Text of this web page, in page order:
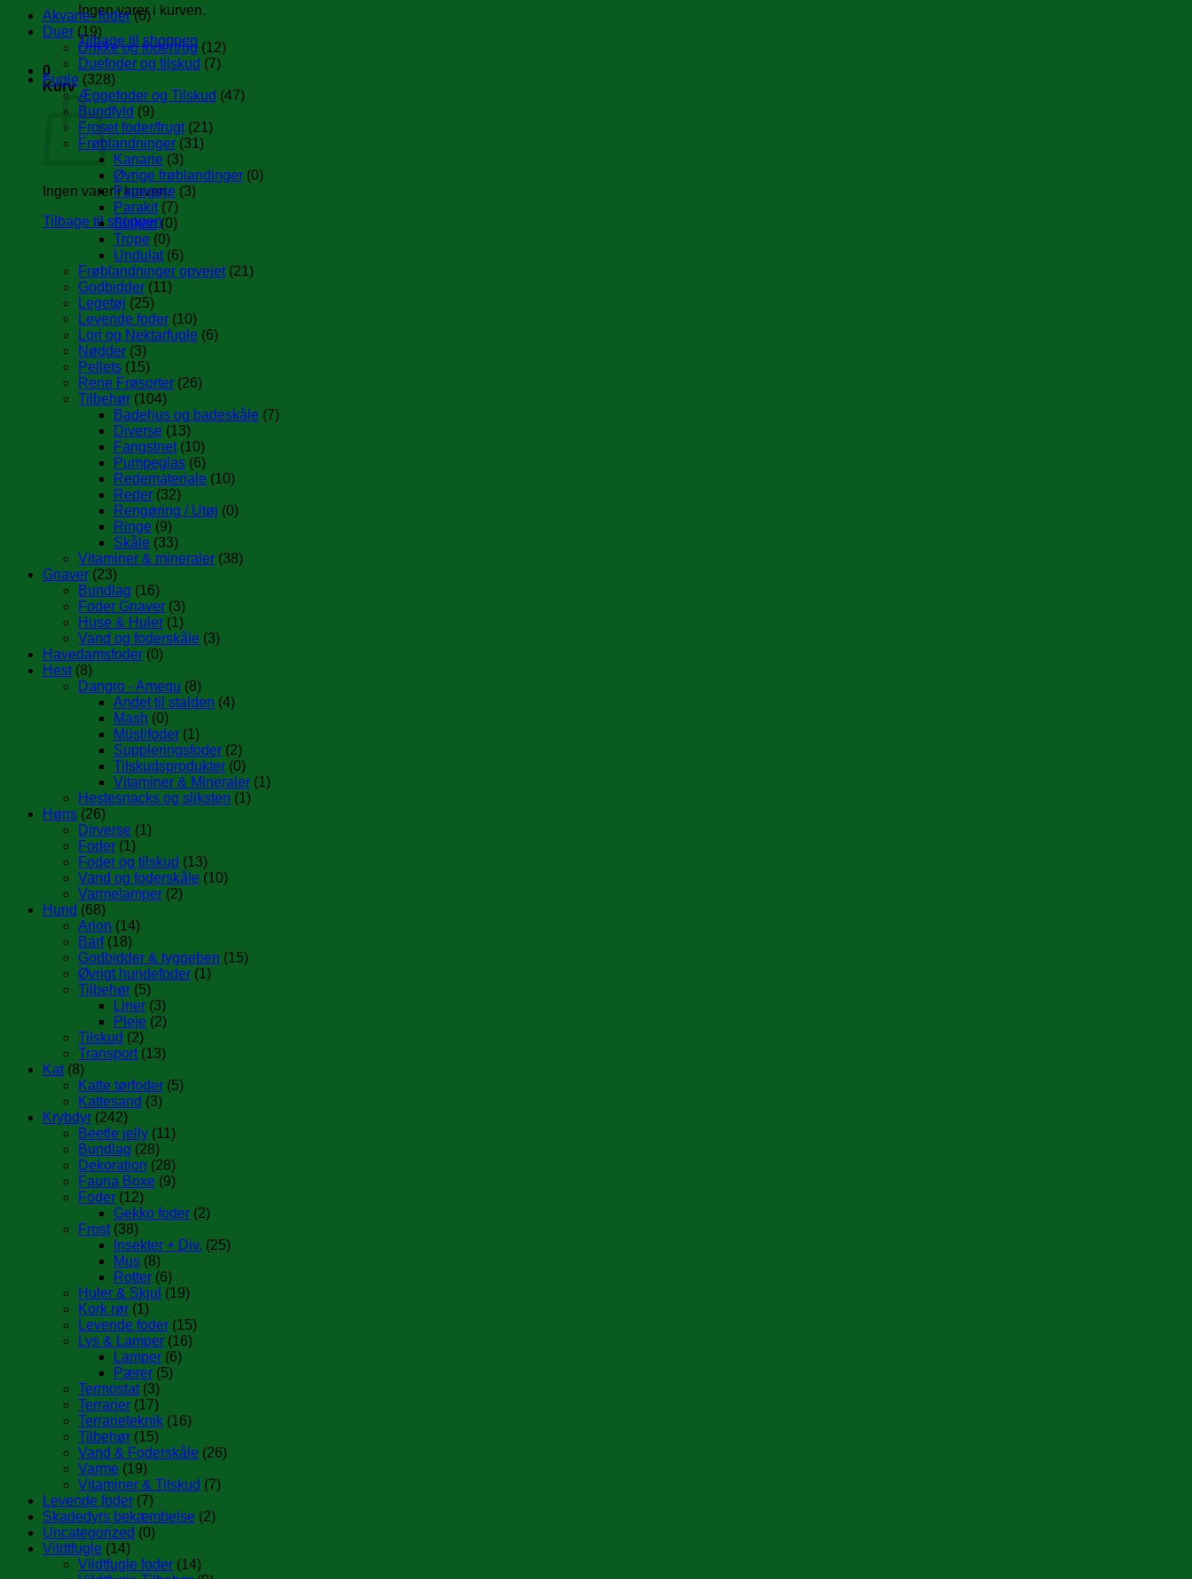
Ingen varer i kurven.
Tilbage til shoppen
0
Kurv
Ingen varer i kurven.
Tilbage til shoppen
Akvarie- foder (6)
Duer (19)
Drikke og fodertrug (12)
Duefoder og tilskud (7)
Fugle (328)
Æggefoder og Tilskud (47)
Bundfyld (9)
Froset foder/frugt (21)
Frøblandninger (31)
Kanarie (3)
Øvrige frøblandinger (0)
Papegøje (3)
Parakit (7)
Sisken (0)
Trope (0)
Undulat (6)
Frøblandninger opvejet (21)
Godbidder (11)
Legetøj (25)
Levende foder (10)
Lori og Nektarfugle (6)
Nødder (3)
Pellets (15)
Rene Frøsorter (26)
Tilbehør (104)
Badehus og badeskåle (7)
Diverse (13)
Fangstnet (10)
Pumpeglas (6)
Redemateriale (10)
Reder (32)
Rengøring / Utøj (0)
Ringe (9)
Skåle (33)
Vitaminer & mineraler (38)
Gnaver (23)
Bundlag (16)
Foder Gnaver (3)
Huse & Huler (1)
Vand og foderskåle (3)
Havedamsfoder (0)
Hest (8)
Dangro - Amequ (8)
Andet til stalden (4)
Mash (0)
Müslifoder (1)
Suppleringsfoder (2)
Tilskudsprodukter (0)
Vitaminer & Mineraler (1)
Hestesnacks og sliksten (1)
Høns (26)
Dirverse (1)
Foder (1)
Foder og tilskud (13)
Vand og foderskåle (10)
Varmelamper (2)
Hund (68)
Arion (14)
Barf (18)
Godbidder & tyggeben (15)
Øvrigt hundefoder (1)
Tilbehør (5)
Liner (3)
Pleje (2)
Tilskud (2)
Transport (13)
Kat (8)
Katte tørfoder (5)
Kattesand (3)
Krybdyr (242)
Beetle jelly (11)
Bundlag (28)
Dekoration (28)
Fauna Boxe (9)
Foder (12)
Gekko foder (2)
Frost (38)
Insekter + Div. (25)
Mus (8)
Rotter (6)
Huler & Skjul (19)
Kork rør (1)
Levende foder (15)
Lys & Lamper (16)
Lamper (6)
Pærer (5)
Termostat (3)
Terrarier (17)
Terrarieteknik (16)
Tilbehør (15)
Vand & Foderskåle (26)
Varme (19)
Vitaminer & Tilskud (7)
Levende foder (7)
Skadedyrs bekæmbelse (2)
Uncategorized (0)
Vildtfugle (14)
Vildtfugle foder (14)